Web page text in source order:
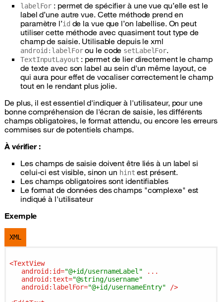
labelFor : permet de spécifier à une vue qu’elle est le
label d’une autre vue. Cette méthode prend en
paramètre l’id de la vue que l’on labellise. On peut
utiliser cette méthode avec quasiment tout type de
champ de saisie. Utilisable depuis lexml
android:labelForou le code setLabelFor.
TextInputLayout : permet de lier directement le champ
de texte avec son label au sein d'un même layout, ce
qui aura pour effet de vocaliser correctement le champ
tout en le rendant plus jolie.
De plus, il est essentiel d'indiquer à l'utilisateur, pour une
bonne compréhension de l'écran de saisie, les différents
champs obligatoires, le format attendu, ou encore les erreurs
commises sur de potentiels champs.
À vérifier :
Les champs de saisie doivent être liés à un label si
celui-ci est visible, sinon un hint est présent.
Les champs obligatoires sont identifiables
Le format de données des champs "complexe" est
indiqué à l'utilisateur
Exemple
XML
<TextView
android:id="@+id/usernameLabel"
...
android:text="@string/username"
android:labelFor="@+id/usernameEntry" />